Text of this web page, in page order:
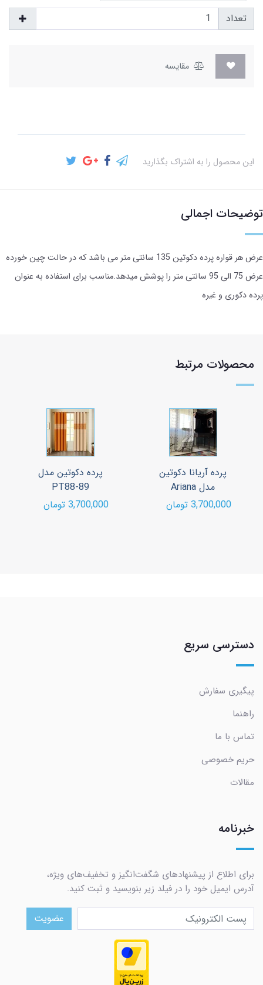
تعداد
مقایسه
این محصول را به اشتراک بگذارید
توضیحات اجمالی
عرض هر قواره پرده دکوتین 135 سانتی متر می باشد که در حالت چین خورده
عرض 75 الی 95 سانتی متر را پوشش میدهد.مناسب برای استفاده به عنوان
پرده دکوری و غیره
محصولات مرتبط
پرده آریانا دکوتین
مدل Ariana
3,700,000 تومان
پرده دکوتین مدل
PT88-89
3,700,000 تومان
دسترسی سریع
پیگیری سفارش
راهنما
تماس با ما
حریم خصوصی
مقالات
خبرنامه
برای اطلاع از پیشنهادهای شگفت‌انگیز و تخفیف‌های ویژه،
آدرس ایمیل خود را در فیلد زیر بنویسید و ثبت کنید.
عضویت